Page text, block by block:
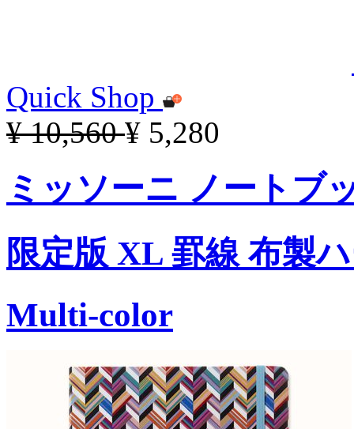
Quick Shop
¥ 10,560¥ 5,280
ミッソーニ ノートブ
限定版 XL 罫線 布製
Multi-color